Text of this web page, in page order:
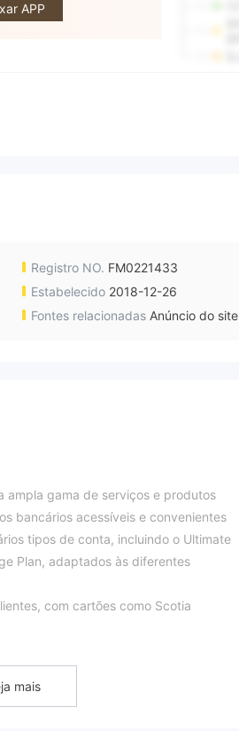
APP
Registro NO. FM0221433
Estabelecido 2018-12-26
Fontes relacionadas Anúncio do site
ampla gama de serviços e produtos
bancários acessíveis e convenientes
tipos de conta, incluindo o Ultimate
Plan, adaptados às diferentes
com cartões como Scotia
mais